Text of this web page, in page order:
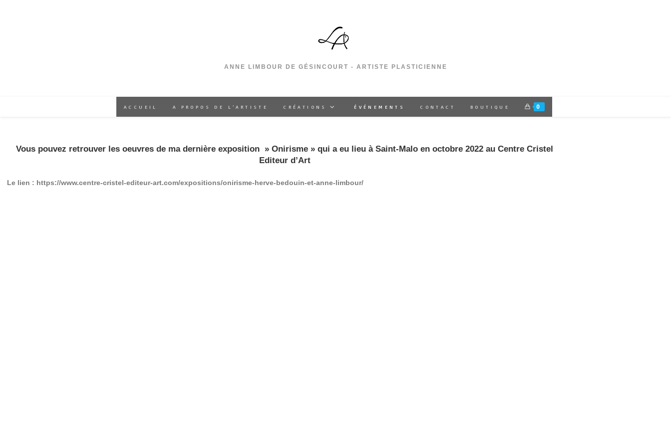
ANNE LIMBOUR DE GÉSINCOURT - ARTISTE PLASTICIENNE
ACCUEIL A PROPOS DE L’ARTISTE CRÉATIONS ÉVÉNEMENTS CONTACT BOUTIQUE 0
Vous pouvez retrouver les oeuvres de ma dernière exposition » Onirisme » qui a eu lieu à Saint-Malo en octobre 2022 au Centre Cristel
Editeur d’Art
Le lien : https://www.centre-cristel-editeur-art.com/expositions/onirisme-herve-bedouin-et-anne-limbour/